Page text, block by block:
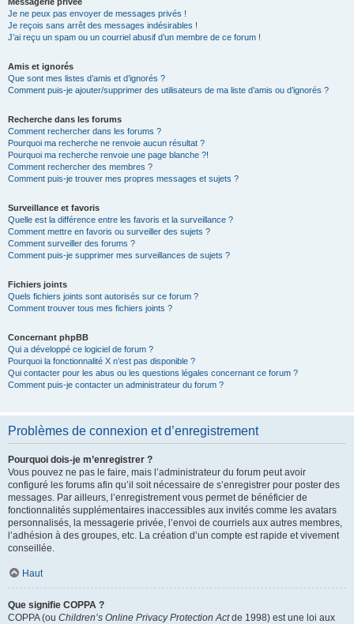
Je ne peux pas envoyer de messages privés !
Je reçois sans arrêt des messages indésirables !
J’ai reçu un spam ou un courriel abusif d’un membre de ce forum !
Amis et ignorés
Que sont mes listes d’amis et d’ignorés ?
Comment puis-je ajouter/supprimer des utilisateurs de ma liste d’amis ou d’ignorés ?
Recherche dans les forums
Comment rechercher dans les forums ?
Pourquoi ma recherche ne renvoie aucun résultat ?
Pourquoi ma recherche renvoie une page blanche ?!
Comment rechercher des membres ?
Comment puis-je trouver mes propres messages et sujets ?
Surveillance et favoris
Quelle est la différence entre les favoris et la surveillance ?
Comment mettre en favoris ou surveiller des sujets ?
Comment surveiller des forums ?
Comment puis-je supprimer mes surveillances de sujets ?
Fichiers joints
Quels fichiers joints sont autorisés sur ce forum ?
Comment trouver tous mes fichiers joints ?
Concernant phpBB
Qui a développé ce logiciel de forum ?
Pourquoi la fonctionnalité X n’est pas disponible ?
Qui contacter pour les abus ou les questions légales concernant ce forum ?
Comment puis-je contacter un administrateur du forum ?
Problèmes de connexion et d’enregistrement
Pourquoi dois-je m’enregistrer ?
Vous pouvez ne pas le faire, mais l’administrateur du forum peut avoir
configuré les forums afin qu’il soit nécessaire de s’enregistrer pour poster des
messages. Par ailleurs, l’enregistrement vous permet de bénéficier de
fonctionnalités supplémentaires inaccessibles aux invités comme les avatars
personnalisés, la messagerie privée, l’envoi de courriels aux autres membres,
l’adhésion à des groupes, etc. La création d’un compte est rapide et vivement
conseillée.
Haut
Que signifie COPPA ?
COPPA (ou Children’s Online Privacy Protection Actde 1998) est une loi aux